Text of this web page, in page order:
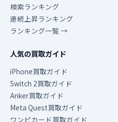
検索ランキング
連続上昇ランキング
ランキング一覧 →
人気の買取ガイド
iPhone買取ガイド
Switch 2買取ガイド
Anker買取ガイド
Meta Quest買取ガイド
ワンピカード買取ガイド